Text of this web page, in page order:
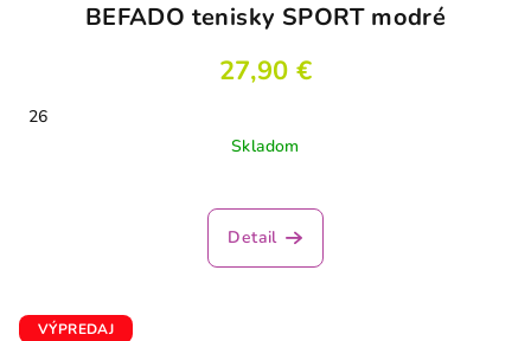
BEFADO tenisky SPORT modré
27,90 €
26
Skladom
Detail
VÝPREDAJ